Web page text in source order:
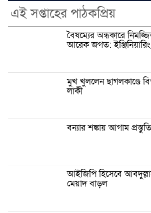
এই সপ্তাহের পাঠকপ্রিয়
বৈষম্যের অন্ধকারে
আরেক জগত:
মুখ খুললেন ছাগলকাণ্ডে
লাকী
বন্যার শঙ্কায় আগাম
আইজিপি হিসেবে
মেয়াদ বাড়ল